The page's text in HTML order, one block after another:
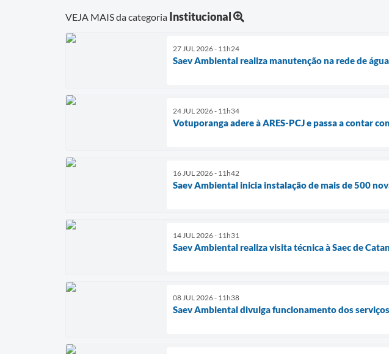
VEJA MAIS da categoria Institucional
27 JUL 2026 - 11h24
Saev Ambiental realiza manutenção na rede de
24 JUL 2026 - 11h34
Votuporanga adere à ARES-PCJ e passa a contar
16 JUL 2026 - 11h42
Saev Ambiental inicia instalação de mais de 500
14 JUL 2026 - 11h31
Saev Ambiental realiza visita técnica à Saec de
08 JUL 2026 - 11h38
Saev Ambiental divulga funcionamento dos